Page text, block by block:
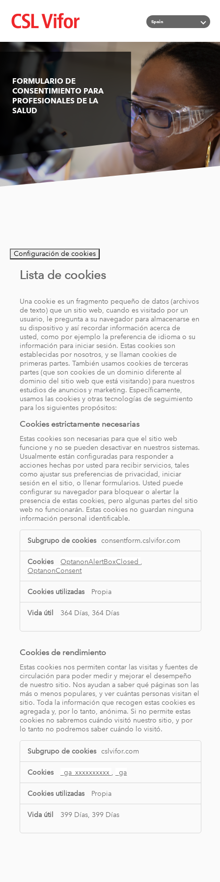
contenido
Spain
Lista
FORMULARIO DE
CONSENTIMIENTO PARA
PROFESIONALES DE LA
SALUD
Configuración de cookies
Lista de cookies
Una cookie es un fragmento pequeño de datos (archivos
de texto) que un sitio web, cuando es visitado por un
usuario, le pregunta a su navegador para almacenarse en
su dispositivo y así recordar información acerca de
usted, como por ejemplo la preferencia de idioma o su
información para iniciar sesión. Estas cookies son
establecidas por nosotros, y se llaman cookies de
primeras partes. También usamos cookies de terceras
partes (que son cookies de un dominio diferente al
dominio del sitio web que está visitando) para nuestros
estudios de anuncios y marketing. Específicamente,
usamos las cookies y otras tecnologías de seguimiento
para los siguientes propósitos:
Cookies estrictamente necesarias
Estas cookies son necesarias para que el sitio web
funcione y no se pueden desactivar en nuestros sistemas.
Usualmente están configuradas para responder a
acciones hechas por usted para recibir servicios, tales
como ajustar sus preferencias de privacidad, iniciar
sesión en el sitio, o llenar formularios. Usted puede
configurar su navegador para bloquear o alertar la
presencia de estas cookies, pero algunas partes del sitio
web no funcionarán. Estas cookies no guardan ninguna
información personal identificable.
estrictamente
necesarias
consentform.cslvifor.com
OptanonAlertBoxClosed ,
OptanonConsent
Propia
364 Días, 364 Días
Cookies de rendimiento
Estas cookies nos permiten contar las visitas y fuentes de
circulación para poder medir y mejorar el desempeño
de nuestro sitio. Nos ayudan a saber qué páginas son las
más o menos populares, y ver cuántas personas visitan el
sitio. Toda la información que recogen estas cookies es
agregada y, por lo tanto, anónima. Si no permite estas
cookies no sabremos cuándo visitó nuestro sitio, y por
lo tanto no podremos saber cuándo lo visitó.
de
rendimiento
cslvifor.com
_ga_xxxxxxxxxx , _ga
Propia
399 Días, 399 Días